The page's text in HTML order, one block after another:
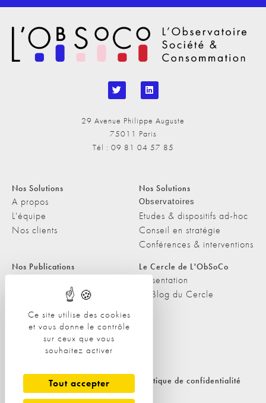
Ce site utilise des cookies
et vous donne le contrôle
sur ceux que vous
souhaitez activer
Tout accepter
29 Avenue Philippe Auguste
75011 Paris
Tél : 09 81 04 57 85
Nos Solutions
A propos
L'équipe
Nos clients
Nos Solutions
Observatoires
Etudes & dispositifs ad-hoc
Conseil en stratégie
Conférences & interventions
Nos Publications
Les Podcasts de L'ObSoCo
L'ObSoCo dans les médias
Le Cercle de L'ObSoCo
Présentation
Le Blog du Cercle
Contacts
Nous contacter
Politique de cookies Politique de confidentialité